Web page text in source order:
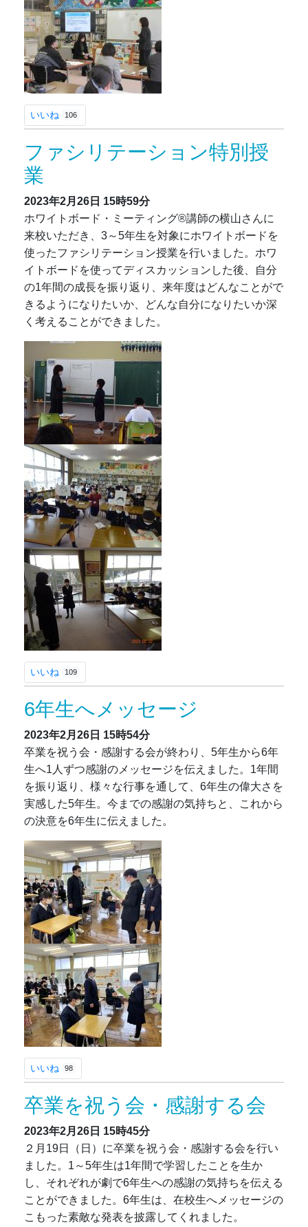
いいね 106
ファシリテーション特別授
業
2023年2月26日 15時59分
ホワイトボード・ミーティング®講師の横山さんに
来校いただき、3～5年生を対象にホワイトボードを
使ったファシリテーション授業を行いました。ホワ
イトボードを使ってディスカッションした後、自分
の1年間の成長を振り返り、来年度はどんなことがで
きるようになりたいか、どんな自分になりたいか深
く考えることができました。
いいね 109
6年生へメッセージ
2023年2月26日 15時54分
卒業を祝う会・感謝する会が終わり、5年生から6年
生へ1人ずつ感謝のメッセージを伝えました。1年間
を振り返り、様々な行事を通して、6年生の偉大さを
実感した5年生。今までの感謝の気持ちと、これから
の決意を6年生に伝えました。
いいね 98
卒業を祝う会・感謝する会
2023年2月26日 15時45分
２月19日（日）に卒業を祝う会・感謝する会を行い
ました。1～5年生は1年間で学習したことを生か
し、それぞれが劇で6年生への感謝の気持ちを伝える
ことができました。6年生は、在校生へメッセージの
こもった素敵な発表を披露してくれました。